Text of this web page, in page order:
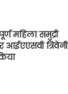
महिला समुद्री
आईएएसवी त्रिवेनी